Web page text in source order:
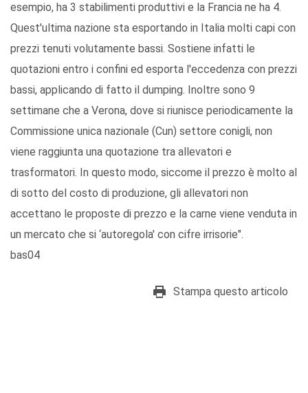
esempio, ha 3 stabilimenti produttivi e la Francia ne ha 4.
Quest'ultima nazione sta esportando in Italia molti capi con
prezzi tenuti volutamente bassi. Sostiene infatti le
quotazioni entro i confini ed esporta l'eccedenza con prezzi
bassi, applicando di fatto il dumping. Inoltre sono 9
settimane che a Verona, dove si riunisce periodicamente la
Commissione unica nazionale (Cun) settore conigli, non
viene raggiunta una quotazione tra allevatori e
trasformatori. In questo modo, siccome il prezzo è molto al
di sotto del costo di produzione, gli allevatori non
accettano le proposte di prezzo e la carne viene venduta in
un mercato che si ‘autoregola' con cifre irrisorie".
bas04
Stampa questo articolo